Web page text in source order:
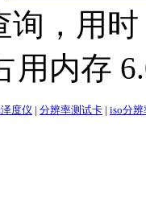
询，用
用内存
度仪 | 分辨率测试卡 | iso分